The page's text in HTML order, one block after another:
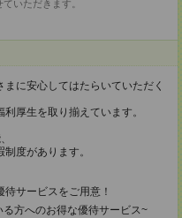
いただきます。
に安心してはたらいていただく
厚生を取り揃えています。
度があります。
サービスをご用意！
方へのお得な優待サービス~